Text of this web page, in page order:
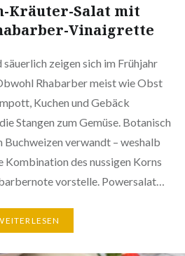
Kräuter-Salat mit
Vinaigrette
zeigen sich im Frühjahr
Rhabarber meist wie Obst
Kuchen und Gebäck
Stangen zum Gemüse. Botanisch
verwandt – weshalb
Kombination des nussigen Korns
vorstelle. Powersalat…